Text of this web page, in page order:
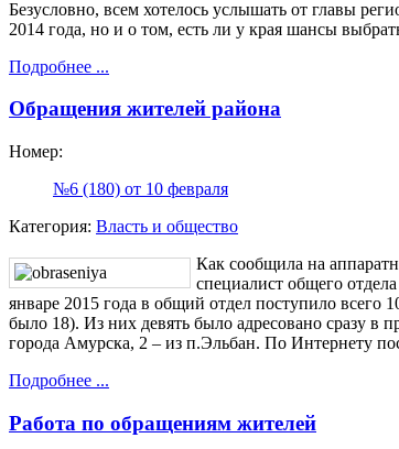
Безусловно, всем хотелось услышать от главы
2014 года, но и о том, есть ли у края шансы
Подробнее ...
Обращения жителей района
Номер:
№6 (180) от 10 февраля
Категория: Власть и общество
Как сообщила на
специалист общего
январе 2015 года в общий отдел поступило всего
было 18). Из них девять было адресовано сразу в
города Амурска, 2 – из п.Эльбан. По Интернету
Подробнее ...
Работа по обращениям жителей